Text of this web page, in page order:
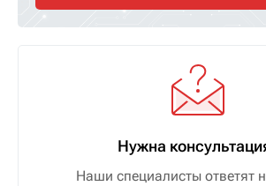
Нужна
Наши специалисты ответят